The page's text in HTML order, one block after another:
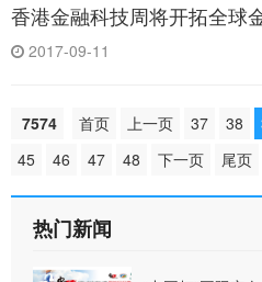
香港金融科技周将开拓全球
2017-09-11
7574 首页 上一页 37 38
45
46 47 48 下一页 尾页
热门新闻